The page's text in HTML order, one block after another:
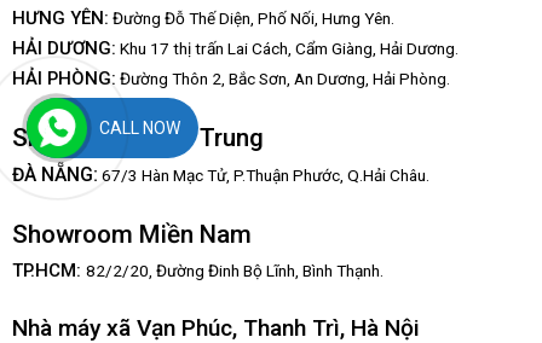
HƯNG YÊN: Đường Đỗ Thế Diện, Phố Nối, Hưng Yên.
HẢI DƯƠNG: Khu 17 thị trấn Lai Cách, Cẩm Giàng, Hải Dương.
HẢI PHÒNG: Đường Thôn 2, Bắc Sơn, An Dương, Hải Phòng.
Showroom Miền Trung
ĐÀ NẴNG: 67/3 Hàn Mạc Tử, P.Thuận Phước, Q.Hải Châu.
Showroom Miền Nam
TP.HCM: 82/2/20, Đường Đinh Bộ Lĩnh, Bình Thạnh.
Nhà máy xã Vạn Phúc, Thanh Trì, Hà Nội
CALL NOW